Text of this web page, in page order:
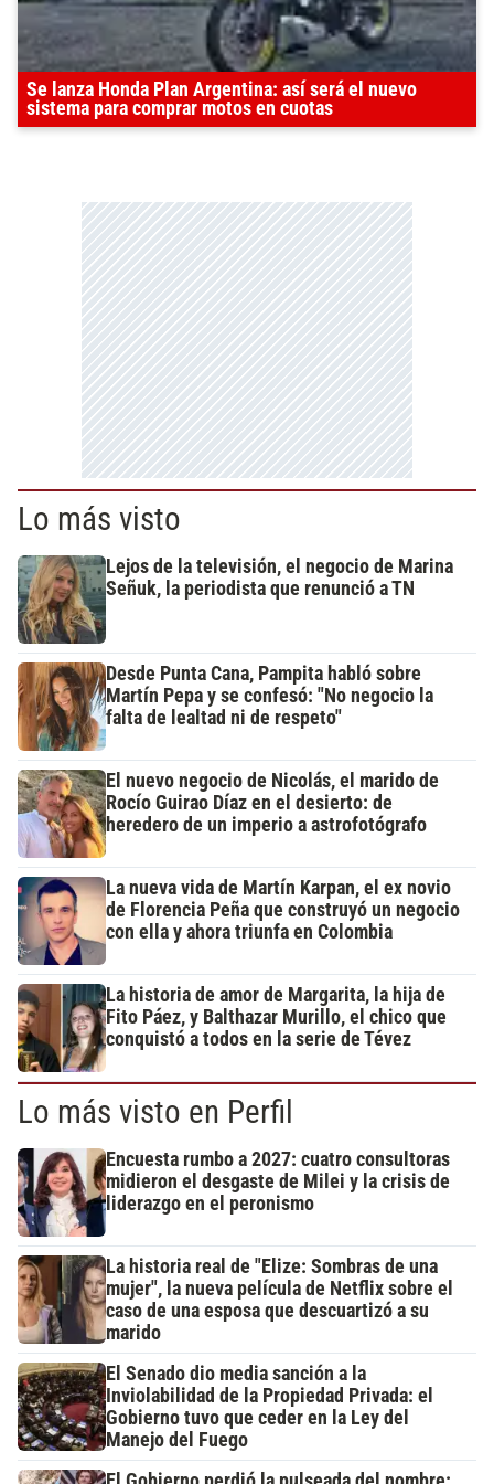
Se lanza Honda Plan Argentina: así será el nuevo
sistema para comprar motos en cuotas
Lo más visto
Lejos de la televisión, el negocio de Marina
Señuk, la periodista que renunció a TN
Desde Punta Cana, Pampita habló sobre
Martín Pepa y se confesó: "No negocio la
falta de lealtad ni de respeto"
El nuevo negocio de Nicolás, el marido de
Rocío Guirao Díaz en el desierto: de
heredero de un imperio a astrofotógrafo
La nueva vida de Martín Karpan, el ex novio
de Florencia Peña que construyó un negocio
con ella y ahora triunfa en Colombia
La historia de amor de Margarita, la hija de
Fito Páez, y Balthazar Murillo, el chico que
conquistó a todos en la serie de Tévez
Lo más visto en Perfil
Encuesta rumbo a 2027: cuatro consultoras
midieron el desgaste de Milei y la crisis de
liderazgo en el peronismo
La historia real de "Elize: Sombras de una
mujer", la nueva película de Netflix sobre el
caso de una esposa que descuartizó a su
marido
El Senado dio media sanción a la
Inviolabilidad de la Propiedad Privada: el
Gobierno tuvo que ceder en la Ley del
Manejo del Fuego